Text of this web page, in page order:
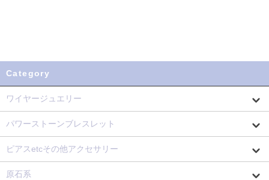
Category
ワイヤージュエリー
パワーストーンブレスレット
ピアスetcその他アクセサリー
原石系